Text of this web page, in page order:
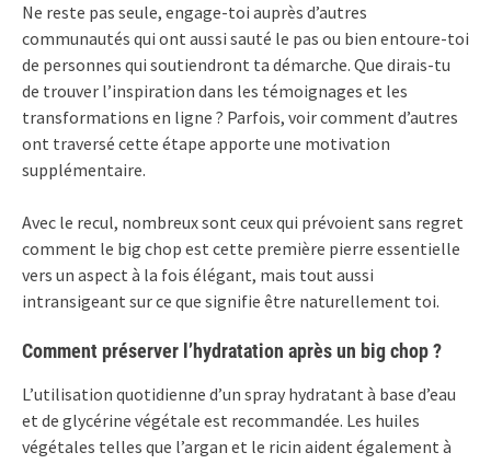
Ne reste pas seule, engage-toi auprès d’autres
communautés qui ont aussi sauté le pas ou bien entoure-toi
de personnes qui soutiendront ta démarche. Que dirais-tu
de trouver l’inspiration dans les témoignages et les
transformations en ligne ? Parfois, voir comment d’autres
ont traversé cette étape apporte une motivation
supplémentaire.
Avec le recul, nombreux sont ceux qui prévoient sans regret
comment le big chop est cette première pierre essentielle
vers un aspect à la fois élégant, mais tout aussi
intransigeant sur ce que signifie être naturellement toi.
Comment préserver l’hydratation après un big chop ?
L’utilisation quotidienne d’un spray hydratant à base d’eau
et de glycérine végétale est recommandée. Les huiles
végétales telles que l’argan et le ricin aident également à